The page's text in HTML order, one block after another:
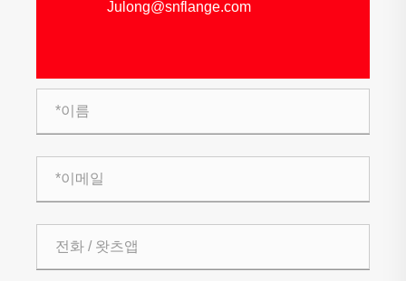
Julong@snflange.com